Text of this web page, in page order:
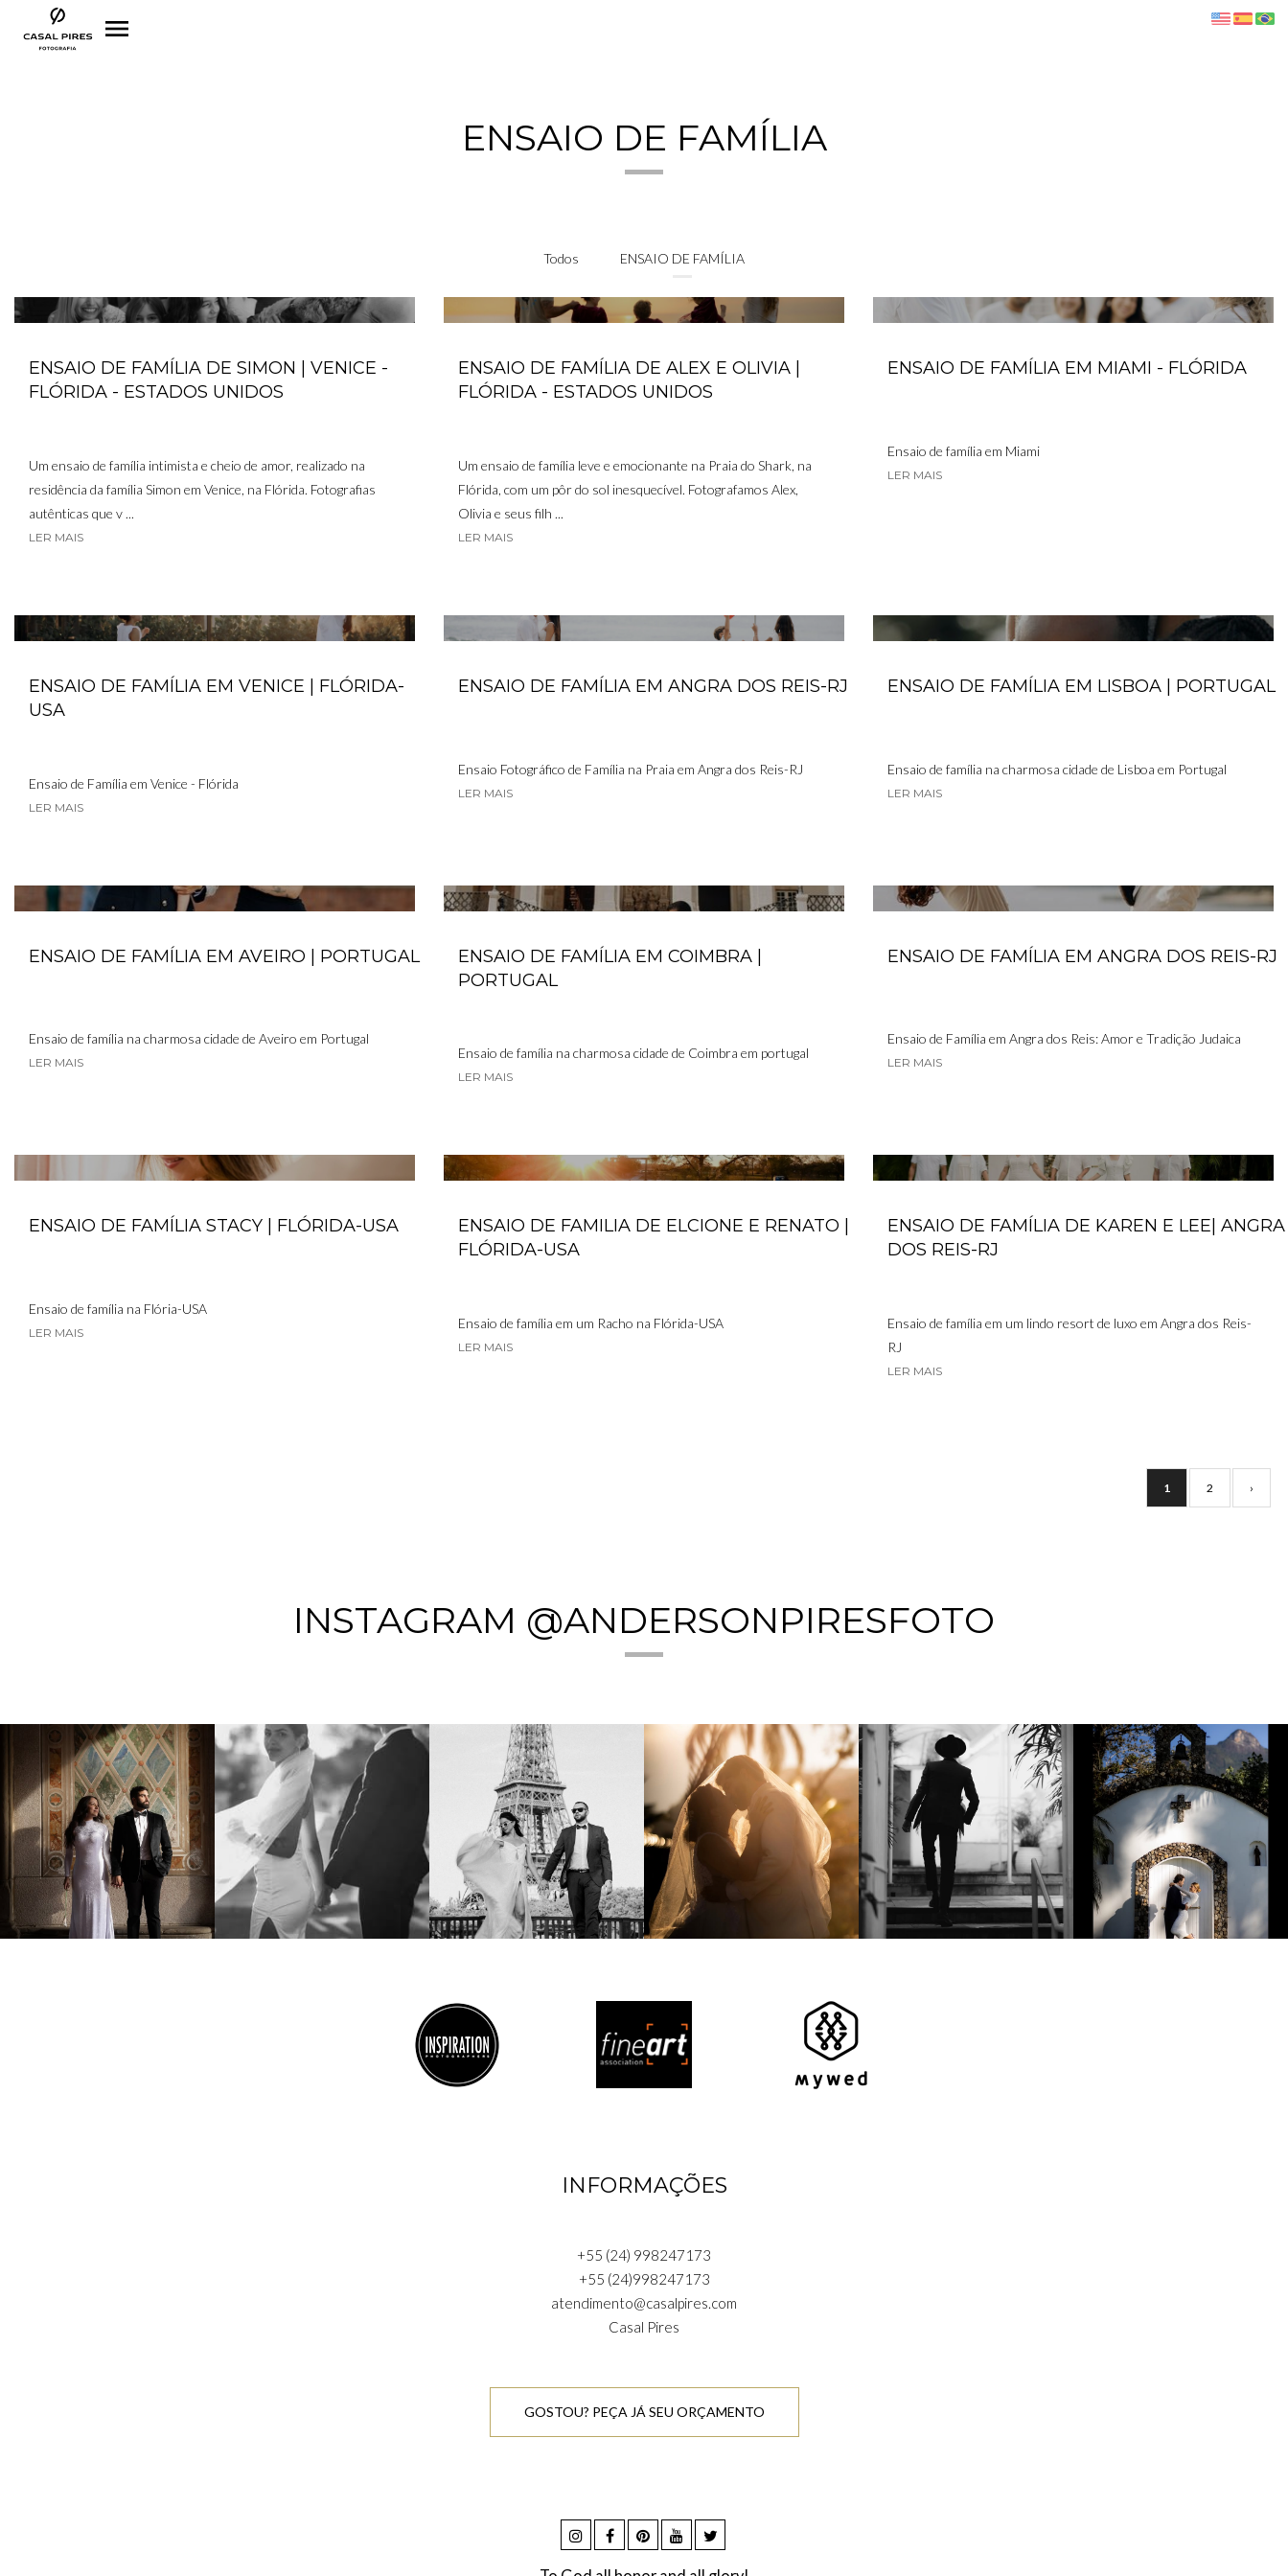
menu
ENSAIO DE FAMÍLIA
Todos ENSAIO DE FAMÍLIA
ENSAIO DE FAMÍLIA DE SIMON | VENICE -
FLÓRIDA - ESTADOS UNIDOS
Um ensaio de família intimista e cheio de amor, realizado na
residência da família Simon em Venice, na Flórida. Fotografias
autênticas que v ...
LER MAIS
ENSAIO DE FAMÍLIA DE ALEX E OLIVIA |
FLÓRIDA - ESTADOS UNIDOS
Um ensaio de família leve e emocionante na Praia do Shark, na
Flórida, com um pôr do sol inesquecível. Fotografamos Alex,
Olivia e seus filh ...
LER MAIS
ENSAIO DE FAMÍLIA EM MIAMI - FLÓRIDA
Ensaio de família em Miami
LER MAIS
ENSAIO DE FAMÍLIA EM VENICE | FLÓRIDA-
USA
Ensaio de Família em Venice - Flórida
LER MAIS
ENSAIO DE FAMÍLIA EM ANGRA DOS REIS-RJ
Ensaio Fotográfico de Família na Praia em Angra dos Reis-RJ
LER MAIS
ENSAIO DE FAMÍLIA EM LISBOA | PORTUGAL
Ensaio de família na charmosa cidade de Lisboa em Portugal
LER MAIS
ENSAIO DE FAMÍLIA EM AVEIRO | PORTUGAL
Ensaio de família na charmosa cidade de Aveiro em Portugal
LER MAIS
ENSAIO DE FAMÍLIA EM COIMBRA |
PORTUGAL
Ensaio de família na charmosa cidade de Coimbra em portugal
LER MAIS
ENSAIO DE FAMÍLIA EM ANGRA DOS REIS-RJ
Ensaio de Família em Angra dos Reis: Amor e Tradição Judaica
LER MAIS
ENSAIO DE FAMÍLIA STACY | FLÓRIDA-USA
Ensaio de família na Flória-USA
LER MAIS
ENSAIO DE FAMILIA DE ELCIONE E RENATO |
FLÓRIDA-USA
Ensaio de família em um Racho na Flórida-USA
LER MAIS
ENSAIO DE FAMÍLIA DE KAREN E LEE| ANGRA
DOS REIS-RJ
Ensaio de família em um lindo resort de luxo em Angra dos Reis-
RJ
LER MAIS
1 2 ›
INSTAGRAM @ANDERSONPIRESFOTO
INFORMAÇÕES
+55 (24) 998247173
+55 (24)998247173
atendimento@casalpires.com
Casal Pires
GOSTOU? PEÇA JÁ SEU ORÇAMENTO